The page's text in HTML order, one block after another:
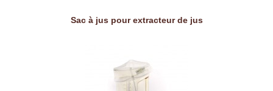
Sac à jus pour extracteur de jus